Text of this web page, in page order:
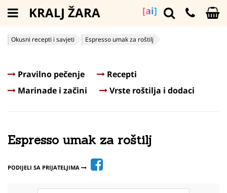
[ai]
KRALJ ŽARA
Okusni recepti i savjeti Espresso umak za roštilj
Pravilno pečenje
Recepti
Marinade i začini
Vrste roštilja i dodaci
Espresso umak za roštilj
PODIJELI SA PRIJATELJIMA